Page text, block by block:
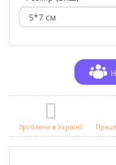
Зроблено в Україні!